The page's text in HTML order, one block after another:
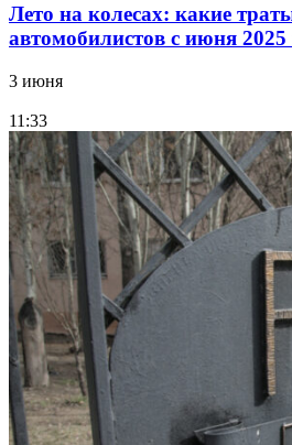
Лето на колесах: какие
автомобилистов с июня 2025
3 июня
11:33